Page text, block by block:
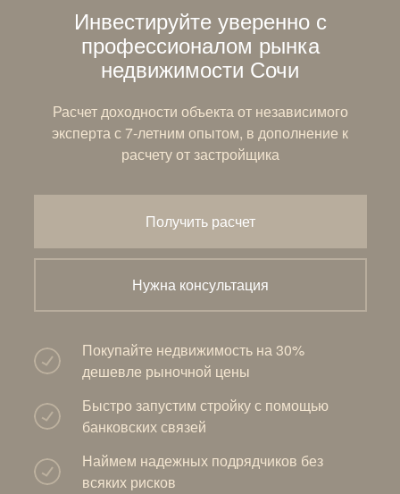
Расчет доходности объекта от независимого
эксперта с 7-летним опытом, в дополнение к
расчету от застройщика
Инвестируйте уверенно с
профессионалом рынка
недвижимости Сочи
Нужна консультация
Получить расчет
Покупайте недвижимость на 30%
дешевле рыночной цены
Наймем надежных подрядчиков без
всяких рисков
Быстро запустим стройку с помощью
банковских связей